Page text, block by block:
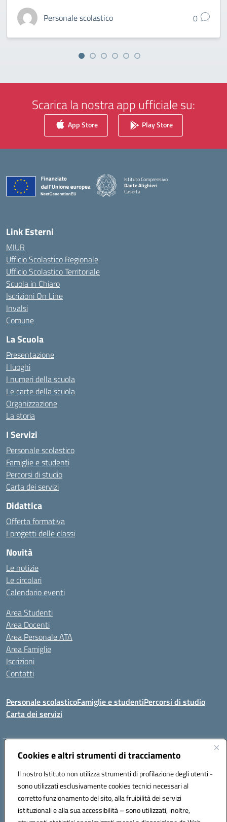
Cookies e altri strumenti di tracciamento
Il nostro Istituto non utilizza strumenti di profilazione degli utenti -
sono utilizzati esclusivamente cookies tecnici necessari al
corretto funzionamento del sito, alla fruibilità dei servizi
istituzionali e alla sua accessibilità – sono utilizzati, inoltre,
Personale scolastico 0
Scarica la nostra app ufficiale su:
App Store Play Store
Istituto Comprensivo
Dante Alighieri
Caserta
Link Esterni
MIUR
Ufficio Scolastico Regionale
Ufficio Scolastico Territoriale
Scuola in Chiaro
Iscrizioni On Line
Invalsi
Comune
La Scuola
Presentazione
I luoghi
I numeri della scuola
Le carte della scuola
Organizzazione
La storia
I Servizi
Personale scolastico
Famiglie e studenti
Percorsi di studio
Carta dei servizi
Didattica
Offerta formativa
I progetti delle classi
Novità
Le notizie
Le circolari
Calendario eventi
Area Studenti
Area Docenti
Area Personale ATA
Area Famiglie
Iscrizioni
Contatti
Personale scolasticoFamiglie e studentiPercorsi di studio
Carta dei servizi
Indirizzo:Via Medaglie d'Oro, 27 – 81100 Caserta
Posta elettronica certificata (PEC):CEIC8BB00X@pec.istruzione.it
Codice fiscale: 93117030614
Codice meccanografico: CEIC8BB00X